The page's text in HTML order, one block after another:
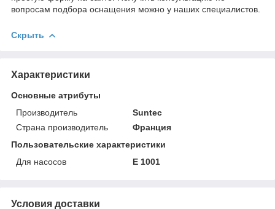
вопросам подбора оснащения можно у наших специалистов.
Скрыть
Характеристики
Основные атрибуты
Производитель
Suntec
Страна производитель
Франция
Пользовательские характеристики
Для насосов
E 1001
Условия доставки